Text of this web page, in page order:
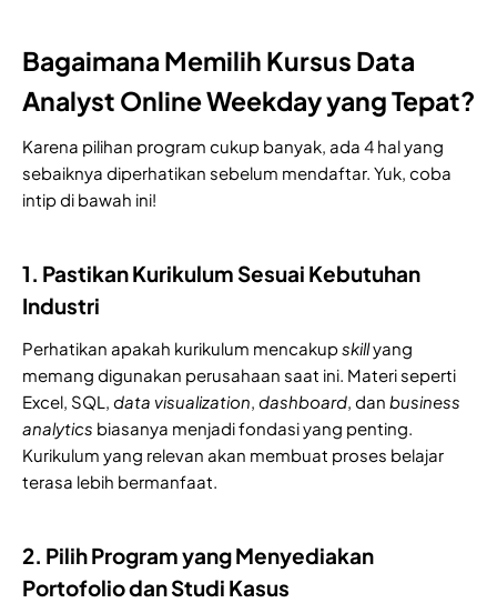
Bagaimana Memilih Kursus Data
Analyst Online Weekday yang Tepat?
Karena pilihan program cukup banyak, ada 4 hal yang
sebaiknya diperhatikan sebelum mendaftar. Yuk, coba
intip di bawah ini!
1. Pastikan Kurikulum Sesuai Kebutuhan
Industri
Perhatikan apakah kurikulum mencakupskillyang
memang digunakan perusahaan saat ini. Materi seperti
Excel, SQL, data visualization, dashboard, dan business
analytics biasanya menjadi fondasi yang penting.
Kurikulum yang relevan akan membuat proses belajar
terasa lebih bermanfaat.
2. Pilih Program yang Menyediakan
Portofolio dan Studi Kasus